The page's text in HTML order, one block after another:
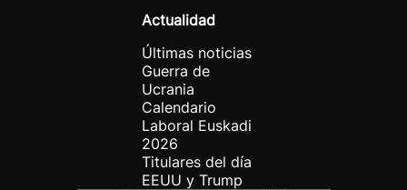
Actualidad
Últimas noticias
Guerra de
Ucrania
Calendario
Laboral Euskadi
2026
Titulares del día
EEUU y Trump